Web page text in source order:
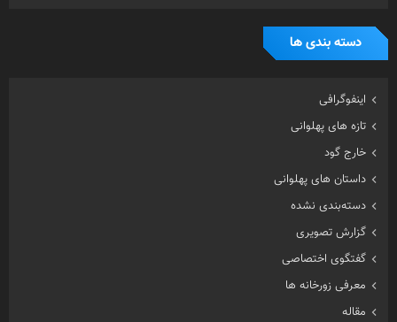
دسته بندی ها
اینفوگرافی
تازه های پهلوانی
خارج گود
داستان های پهلوانی
دسته‌بندی نشده
گزارش تصویری
گفتگوی اختصاصی
معرفی زورخانه ها
مقاله